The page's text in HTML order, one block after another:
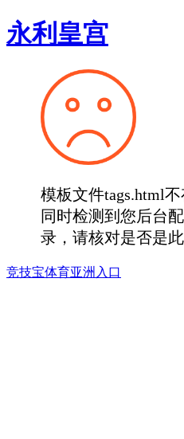
永利皇宫
模板文件tags.html不
同时检测到您后台
录，请核对是否是
竞技宝体育亚洲入口